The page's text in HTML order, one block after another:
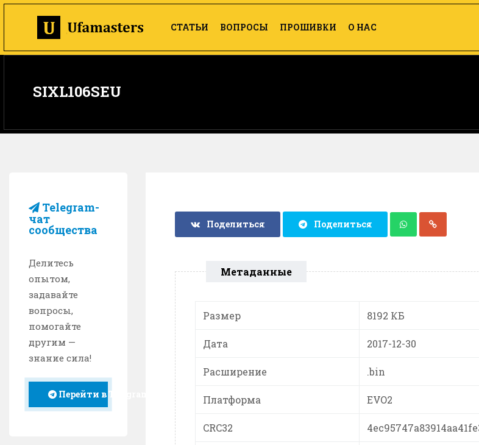
СТАТЬИ ВОПРОСЫ ПРОШИВКИ О НАС
SIXL106SEU
Telegram-
чат
сообщества
Делитесь
опытом,
задавайте
вопросы,
помогайте
другим —
знание сила!
Перейти в Telegram
Поделиться Поделиться
Метаданные
Размер 8192 КБ
Дата 2017-12-30
Расширение .bin
Платформа EVO2
CRC32